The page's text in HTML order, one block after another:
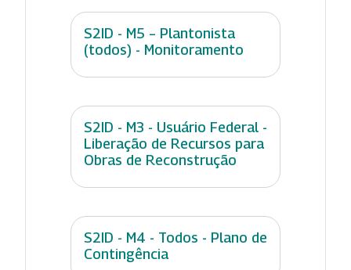
S2ID - M5 – Plantonista
(todos) - Monitoramento
S2ID - M3 - Usuário Federal -
Liberação de Recursos para
Obras de Reconstrução
S2ID - M4 - Todos - Plano de
Contingência